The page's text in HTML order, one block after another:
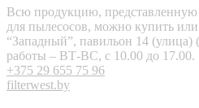
Всю продукцию, представленную
для пылесосов, можно купить или
“Западный”, павильон 14
работы – ВТ-ВС, с 10.00 до 17.00.
+375 29 655 75 96
filterwest.by